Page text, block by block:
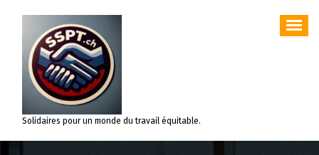
contenu
Solidaires pour un monde du travail équitable.